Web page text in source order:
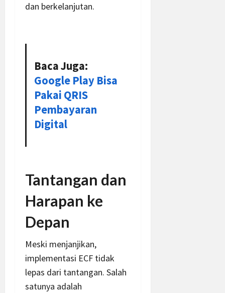
dan berkelanjutan.
Baca Juga:
Google Play Bisa
Pakai QRIS
Pembayaran
Digital
Tantangan dan
Harapan ke
Depan
Meski menjanjikan,
implementasi ECF tidak
lepas dari tantangan. Salah
satunya adalah